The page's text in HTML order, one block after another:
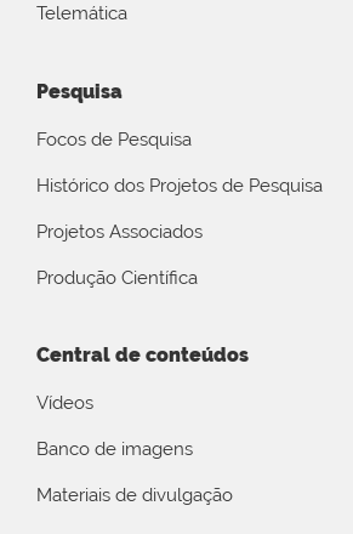
Telemática
Pesquisa
Focos de Pesquisa
Histórico dos Projetos de Pesquisa
Projetos Associados
Produção Científica
Central de conteúdos
Vídeos
Banco de imagens
Materiais de divulgação